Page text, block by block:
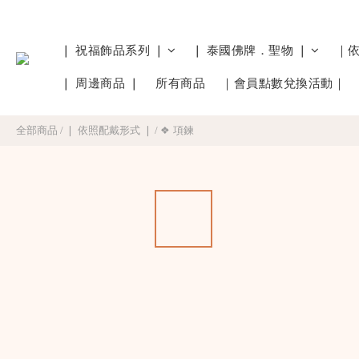
❘ 祝福飾品系列 ❘ ❘ 泰國佛牌．聖物 ❘ ｜
❘ 周邊商品 ❘ 所有商品 ｜會員點數兌換活動｜
全部商品 / ❘ 依照配戴形式 ❘ / ❖ 項鍊